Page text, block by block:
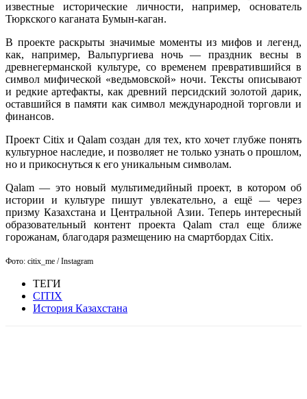
известные исторические личности, например, основатель
Тюркского каганата Бумын-каган.
В проекте раскрыты значимые моменты из мифов и легенд,
как, например, Вальпургиева ночь — праздник весны в
древнегерманской культуре, со временем превратившийся в
символ мифической «ведьмовской» ночи. Тексты описывают
и редкие артефакты, как древний персидский золотой дарик,
оставшийся в памяти как символ международной торговли и
финансов.
Проект Citix и Qalam создан для тех, кто хочет глубже понять
культурное наследие, и позволяет не только узнать о прошлом,
но и прикоснуться к его уникальным символам.
Qalam — это новый мультимедийный проект, в котором об
истории и культуре пишут увлекательно, а ещё — через
призму Казахстана и Центральной Азии. Теперь интересный
образовательный контент проекта Qalam стал еще ближе
горожанам, благодаря размещению на смартбордах Citix.
Фото: citix_me / Instagram
ТЕГИ
CITIX
История Казахстана